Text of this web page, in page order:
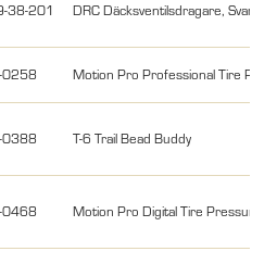
38-201 DRC Däcksventilsdragare, Svart
0258 Motion Pro Professional Tire
0388 T-6 Trail Bead Buddy
0468 Motion Pro Digital Tire Pressure